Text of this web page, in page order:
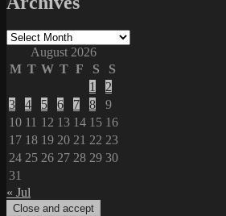
Archives
August 2026
M T W T F S
S
1
2
3
4 5 6 7 8
9
10 11 12 13 14 15 16
17 18 19 20 21 22 23
24 25 26 27 28 29 30
31
« Jul